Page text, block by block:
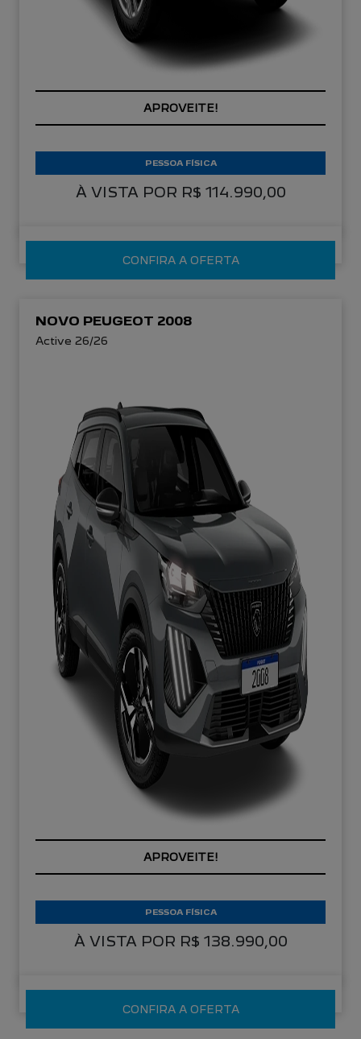
APROVEITE!
À VISTA POR R$ 114.990,00
PESSOA FÍSICA
CONFIRA A OFERTA
NOVO PEUGEOT 2008
Active 26/26
APROVEITE!
À VISTA POR R$ 138.990,00
PESSOA FÍSICA
CONFIRA A OFERTA